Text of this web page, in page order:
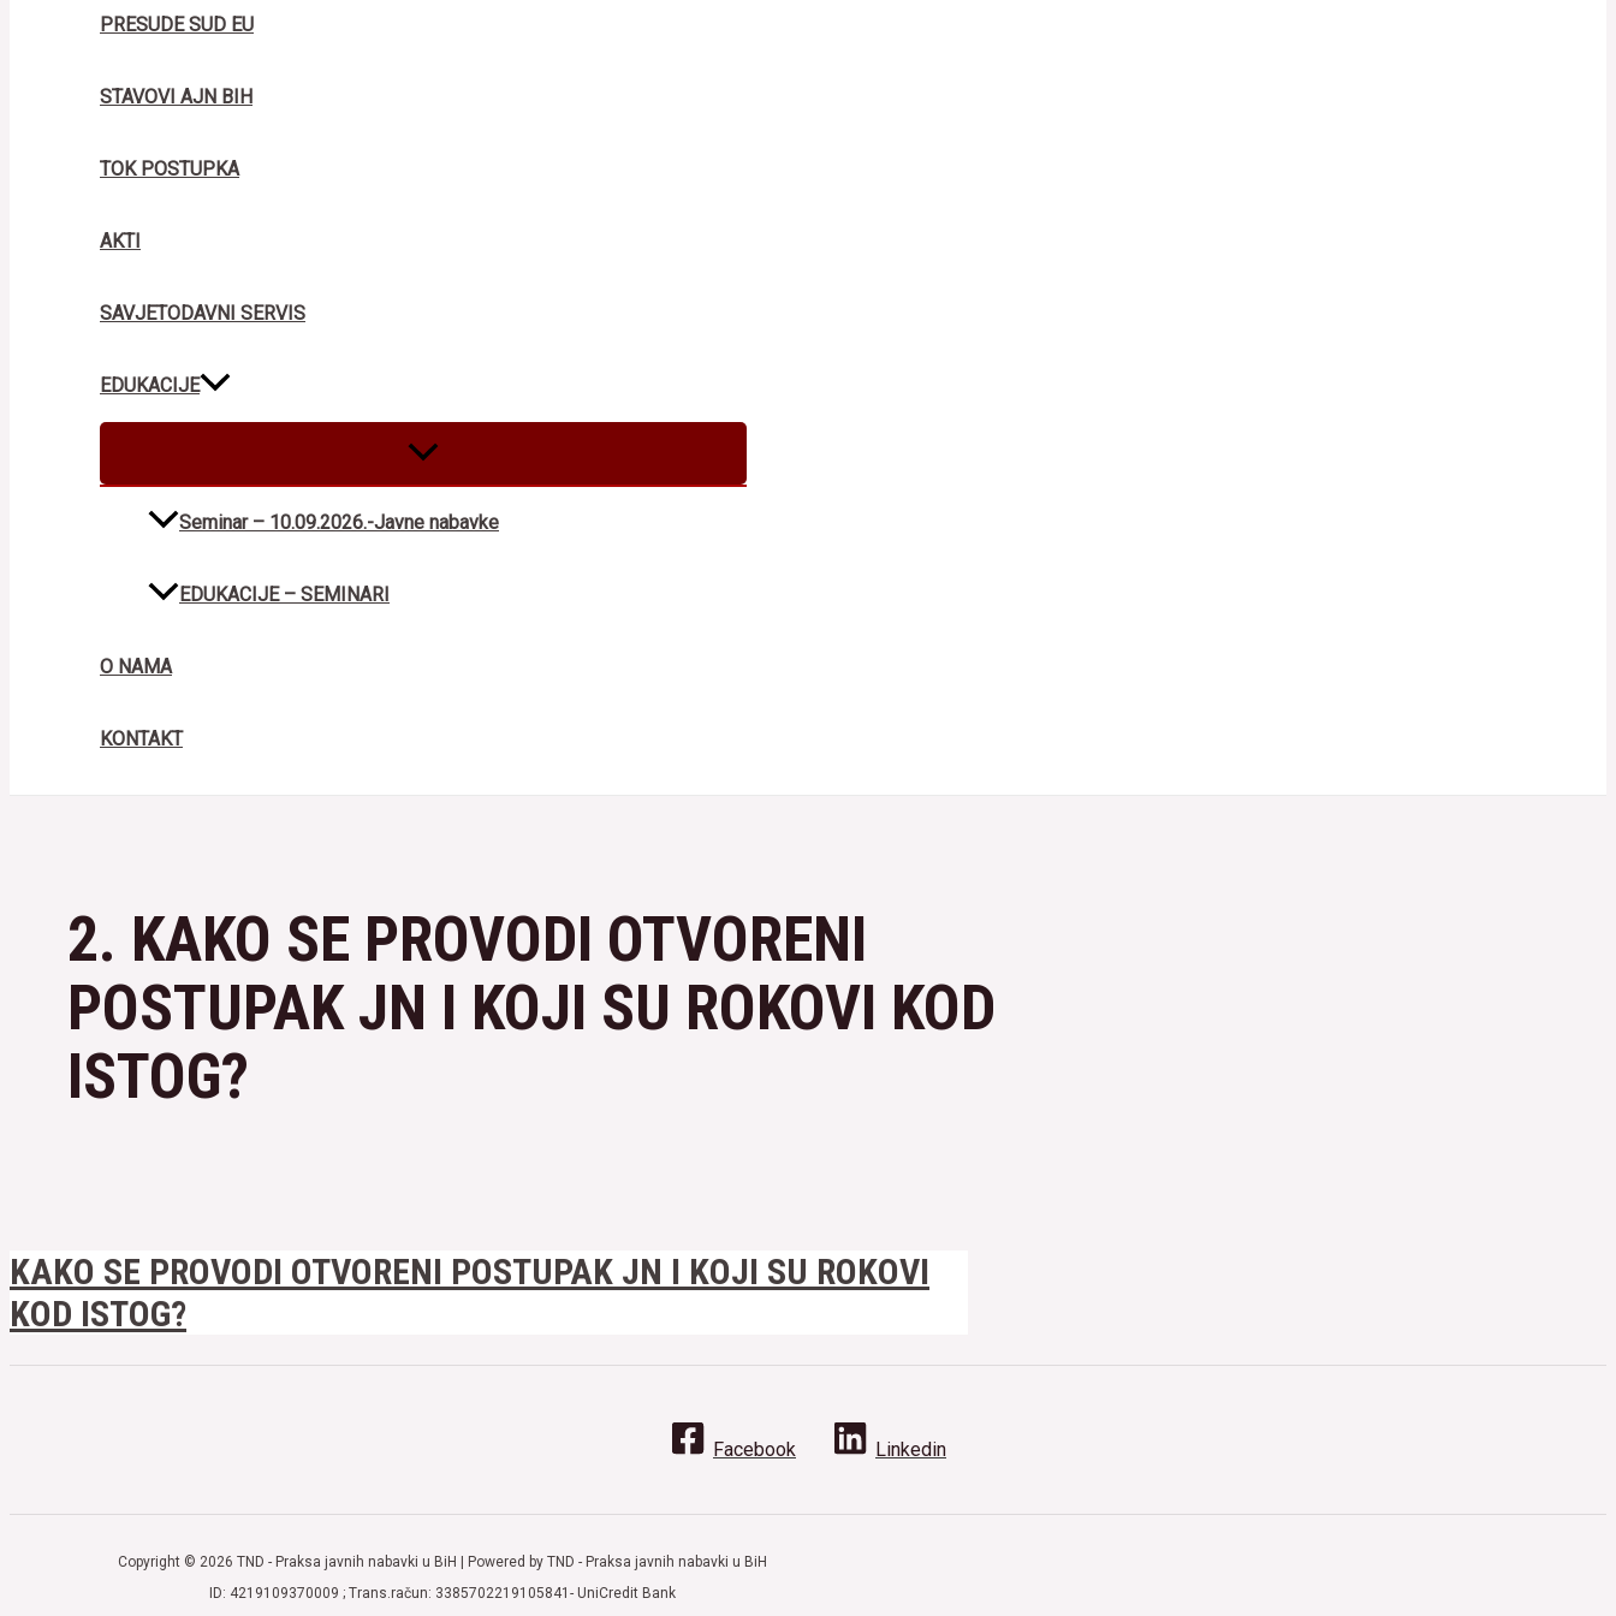
PRESUDE SUD EU
STAVOVI AJN BIH
TOK POSTUPKA
AKTI
SAVJETODAVNI SERVIS
EDUKACIJE
MENU
TOGGLE
Seminar – 10.09.2026.-Javne nabavke
EDUKACIJE – SEMINARI
O NAMA
KONTAKT
2. KAKO SE PROVODI OTVORENI
POSTUPAK JN I KOJI SU ROKOVI KOD
ISTOG?
KAKO SE PROVODI OTVORENI POSTUPAK JN I KOJI SU ROKOVI
KOD ISTOG?
Facebook Linkedin
Copyright © 2026 TND - Praksa javnih nabavki u BiH | Powered by TND - Praksa javnih nabavki u BiH
ID: 4219109370009 ; Trans.račun: 3385702219105841- UniCredit Bank